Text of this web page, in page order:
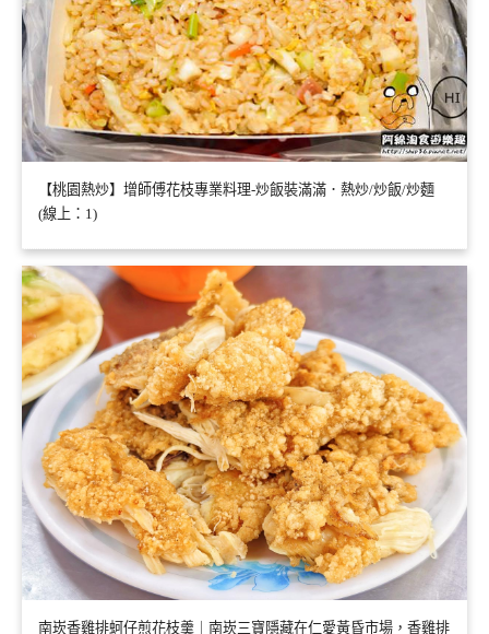
【桃園熱炒】增師傅花枝專業料理-炒飯裝滿滿．熱炒/炒飯/炒麵
(線上：1)
南崁香雞排蚵仔煎花枝羹｜南崁三寶隱藏在仁愛黃昏市場，香雞排